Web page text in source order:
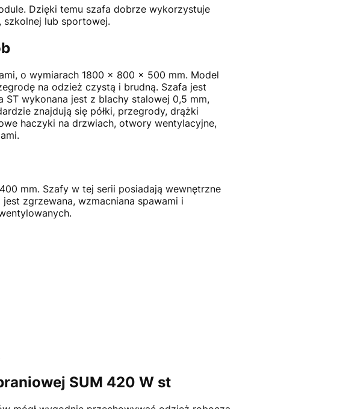
Dzięki temu szafa dobrze wykorzystuje
szkolnej lub sportowej.
o wymiarach 1800 x 800 x 500 mm. Model
na odzież czystą i brudną. Szafa jest
wykonana jest z blachy stalowej 0,5 mm,
znajdują się półki, przegrody, drążki
haczyki na drzwiach, otwory wentylacyjne,
mm. Szafy w tej serii posiadają wewnętrzne
zgrzewana, wzmacniana spawami i
SUM 420 W st